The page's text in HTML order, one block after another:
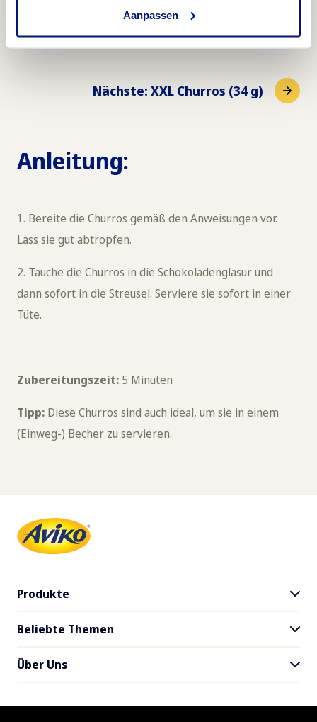
Aanpassen
Nächste: XXL Churros (34 g)
Anleitung:
1. Bereite die Churros gemäß den Anweisungen vor.
Lass sie gut abtropfen.
2. Tauche die Churros in die Schokoladenglasur und
dann sofort in die Streusel. Serviere sie sofort in einer
Tüte.
Zubereitungszeit: 5 Minuten
Tipp: Diese Churros sind auch ideal, um sie in einem
(Einweg-) Becher zu servieren.
Produkte
Alle Produkte
SuperCrunch
Beliebte Themen
Blog
Über Uns
Nachhaltigkeit